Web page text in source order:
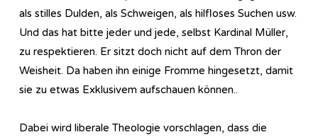
als stilles Dulden, als Schweigen, als hilfloses Suchen usw.
Und das hat bitte jeder und jede, selbst Kardinal Müller,
zu respektieren. Er sitzt doch nicht auf dem Thron der
Weisheit. Da haben ihn einige Fromme hingesetzt, damit
sie zu etwas Exklusivem aufschauen können..
Dabei wird liberale Theologie vorschlagen, dass die